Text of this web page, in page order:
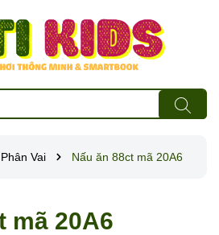
Vai Nấu ăn 88ct mã 20A6
mã 20A6